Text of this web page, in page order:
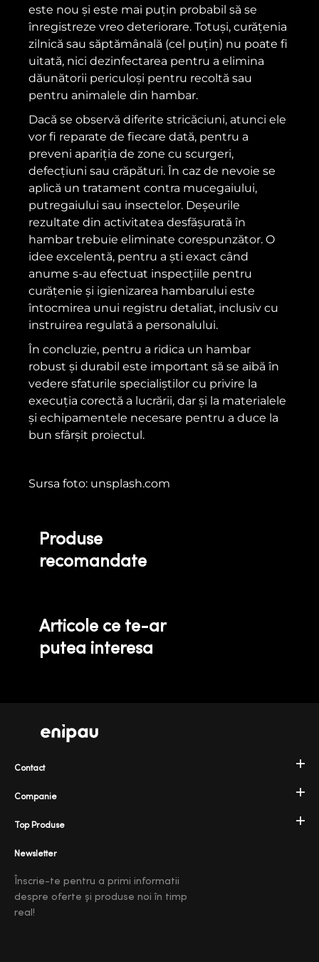
este nou și este mai puțin probabil să se
înregistreze vreo deteriorare. Totuși, curățenia
zilnică sau săptămânală (cel puțin) nu poate fi
uitată, nici dezinfectarea pentru a elimina
dăunătorii periculoși pentru recoltă sau
pentru animalele din hambar.
Dacă se observă diferite stricăciuni, atunci ele
vor fi reparate de fiecare dată, pentru a
preveni apariția de zone cu scurgeri,
defecțiuni sau crăpături. În caz de nevoie se
aplică un tratament contra mucegaiului,
putregaiului sau insectelor. Deșeurile
rezultate din activitatea desfășurată în
hambar trebuie eliminate corespunzător. O
idee excelentă, pentru a ști exact când
anume s-au efectuat inspecțiile pentru
curățenie și igienizarea hambarului este
întocmirea unui registru detaliat, inclusiv cu
instruirea regulată a personalului.
În concluzie, pentru a ridica un hambar
robust și durabil este important să se aibă în
vedere sfaturile specialiștilor cu privire la
execuția corectă a lucrării, dar și la materialele
și echipamentele necesare pentru a duce la
bun sfârșit proiectul.
Sursa foto: unsplash.com
Produse
recomandate
Articole ce te-ar
putea interesa
Companie
Top Produse
Contact
Newsletter
Înscrie-te pentru a primi informatii
despre oferte și produse noi în timp
real!